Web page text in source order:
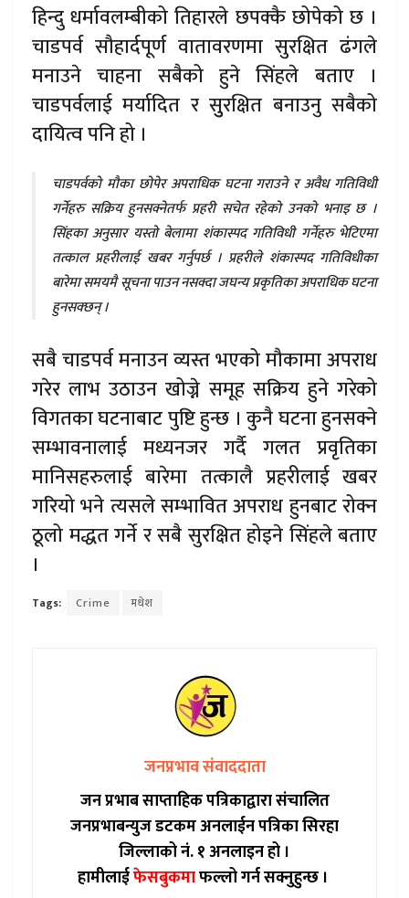
हिन्दु धर्मावलम्बीको तिहारले छपक्कै छोपेको छ ।
चाडपर्व सौहार्दपूर्ण वातावरणमा सुरक्षित ढंगले
मनाउने चाहना सबैको हुने सिंहले बताए ।
चाडपर्वलाई मर्यादित र सुुरक्षित बनाउनु सबैको
दायित्व पनि हो ।
चाडपर्वको मौका छोपेर अपराधिक घटना गराउने र अवैध गतिविधी
गर्नेहरु सक्रिय हुनसक्नेतर्फ प्रहरी सचेत रहेको उनको भनाइ छ ।
सिंहका अनुसार यस्तो बेलामा शंकास्पद गतिविधी गर्नेहरु भेटिएमा
तत्काल प्रहरीलाई खबर गर्नुपर्छ । प्रहरीले शंकास्पद गतिविधीका
बारेमा समयमै सूचना पाउन नसक्दा जघन्य प्रकृतिका अपराधिक घटना
हुनसक्छन् ।
सबै चाडपर्व मनाउन व्यस्त भएको मौकामा अपराध
गरेर लाभ उठाउन खोज्ने समूह सक्रिय हुने गरेको
विगतका घटनाबाट पुष्टि हुन्छ । कुनै घटना हुनसक्ने
सम्भावनालाई मध्यनजर गर्दै गलत प्रवृतिका
मानिसहरुलाई बारेमा तत्कालै प्रहरीलाई खबर
गरियो भने त्यसले सम्भावित अपराध हुनबाट रोक्न
ठूलो मद्धत गर्ने र सबै सुरक्षित होइने सिंहले बताए
।
Tags: Crime मधेश
जनप्रभाव संवाददाता
जन प्रभाब साप्ताहिक पत्रिकाद्वारा संचालित
जनप्रभाबन्युज डटकम अनलाईन पत्रिका सिरहा
जिल्लाको नं. १ अनलाइन हो ।
हामीलाईफेसबुकमाफल्लो गर्न सक्नुहुन्छ ।